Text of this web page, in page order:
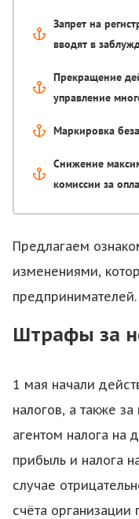
Запрет на
вводят в
Прекращение
управление
Маркировка
Снижение
комиссии за
Предлагаем
изменениями,
предпринимателей.
Штрафы за
1 мая начали
налогов, а также
агентом налога на
прибыль и налога
случае
счёта организации